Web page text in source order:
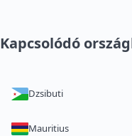
Kapcsolódó
Dzsibuti
Mauritius